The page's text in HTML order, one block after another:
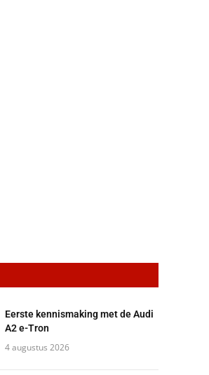
Eerste kennismaking met de Audi
A2 e-Tron
4 augustus 2026